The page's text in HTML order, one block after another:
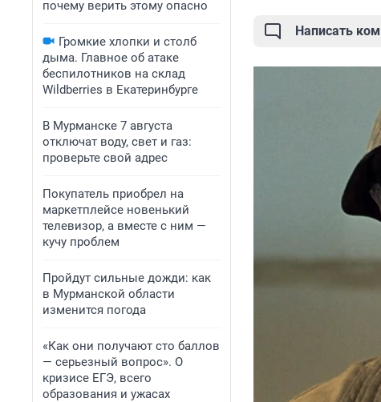
почему верить этому опасно
Громкие хлопки и столб
дыма. Главное об атаке
беспилотников на склад
Wildberries в Екатеринбурге
В Мурманске 7 августа
отключат воду, свет и газ:
проверьте свой адрес
Покупатель приобрел на
маркетплейсе новенький
телевизор, а вместе с ним —
кучу проблем
Пройдут сильные дожди: как
в Мурманской области
изменится погода
«Как они получают сто баллов
— серьезный вопрос». О
кризисе ЕГЭ, всего
образования и ужасах
Написать